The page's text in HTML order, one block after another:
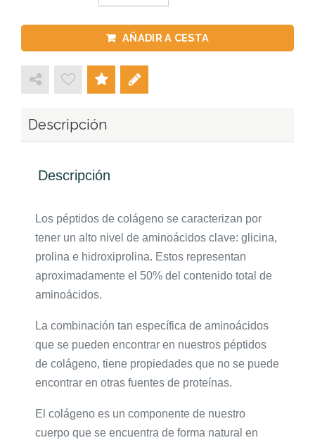
AÑADIR A CESTA
Descripción
Descripción
Los péptidos de colágeno se caracterizan por
tener un alto nivel de aminoácidos clave: glicina,
prolina e hidroxiprolina. Estos representan
aproximadamente el 50% del contenido total de
aminoácidos.
La combinación tan específica de aminoácidos
que se pueden encontrar en nuestros péptidos
de colágeno, tiene propiedades que no se puede
encontrar en otras fuentes de proteínas.
El colágeno es un componente de nuestro
cuerpo que se encuentra de forma natural en